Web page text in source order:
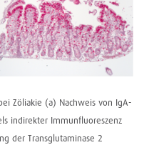
Zöliakie (a) Nachweis von IgA-
indirekter Immunfluoreszenz
der Transglutaminase 2